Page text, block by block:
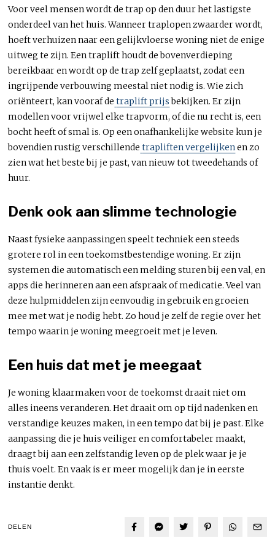
Voor veel mensen wordt de trap op den duur het lastigste
onderdeel van het huis. Wanneer traplopen zwaarder wordt,
hoeft verhuizen naar een gelijkvloerse woning niet de enige
uitweg te zijn. Een traplift houdt de bovenverdieping
bereikbaar en wordt op de trap zelf geplaatst, zodat een
ingrijpende verbouwing meestal niet nodig is. Wie zich
oriënteert, kan vooraf de traplift prijsbekijken. Er zijn
modellen voor vrijwel elke trapvorm, of die nu recht is, een
bocht heeft of smal is. Op een onafhankelijke website kun je
bovendien rustig verschillende trapliften vergelijkenen zo
zien wat het beste bij je past, van nieuw tot tweedehands of
huur.
Denk ook aan slimme technologie
Naast fysieke aanpassingen speelt techniek een steeds
grotere rol in een toekomstbestendige woning. Er zijn
systemen die automatisch een melding sturen bij een val, en
apps die herinneren aan een afspraak of medicatie. Veel van
deze hulpmiddelen zijn eenvoudig in gebruik en groeien
mee met wat je nodig hebt. Zo houd je zelf de regie over het
tempo waarin je woning meegroeit met je leven.
Een huis dat met je meegaat
Je woning klaarmaken voor de toekomst draait niet om
alles ineens veranderen. Het draait om op tijd nadenken en
verstandige keuzes maken, in een tempo dat bij je past. Elke
aanpassing die je huis veiliger en comfortabeler maakt,
draagt bij aan een zelfstandig leven op de plek waar je je
thuis voelt. En vaak is er meer mogelijk dan je in eerste
instantie denkt.
DELEN